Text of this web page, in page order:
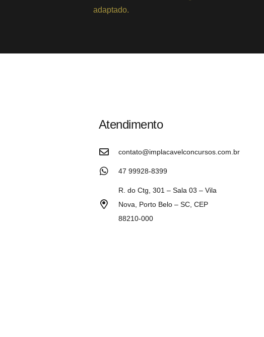
adaptado.
Atendimento
contato@implacavelconcursos.com.br
47 99928-8399
R. do Ctg, 301 – Sala 03 – Vila
Nova, Porto Belo – SC, CEP
88210-000